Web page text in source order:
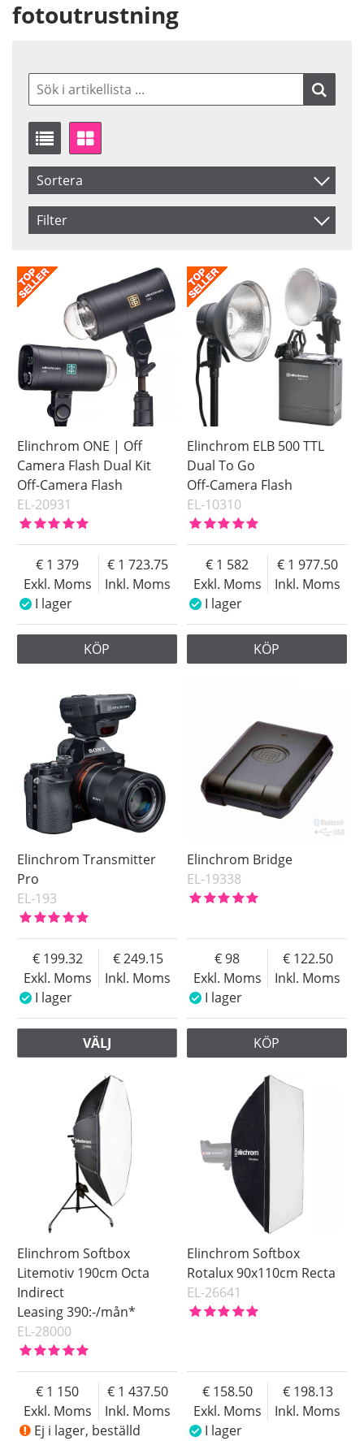
fotoutrustning
Sortera
Artikelkod
Inkl. Moms
Filter
I lager
Beställd
Elinchrom ONE | Off
Camera Flash Dual Kit
Off-Camera Flash
EL-20931
Exkl. Moms
1 379
Inkl. Moms
1 723.75
I lager
KÖP
Elinchrom ELB 500 TTL
Dual To Go
Off-Camera Flash
EL-10310
Exkl. Moms
1 582
Inkl. Moms
1 977.50
I lager
KÖP
Elinchrom Transmitter
Pro
EL-193
Exkl. Moms
199.32
Inkl. Moms
249.15
I lager
VÄLJ
Elinchrom Bridge
EL-19338
Exkl. Moms
98
Inkl. Moms
122.50
I lager
KÖP
Elinchrom Softbox
Litemotiv 190cm Octa
Indirect
Leasing 390:-/mån*
EL-28000
Exkl. Moms
1 150
Inkl. Moms
1 437.50
Ej i lager, beställd
Elinchrom Softbox
Rotalux 90x110cm Recta
EL-26641
Exkl. Moms
158.50
Inkl. Moms
198.13
I lager